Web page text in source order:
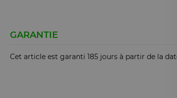
GARANTIE
Cet article est garanti 185 jours à partir de la